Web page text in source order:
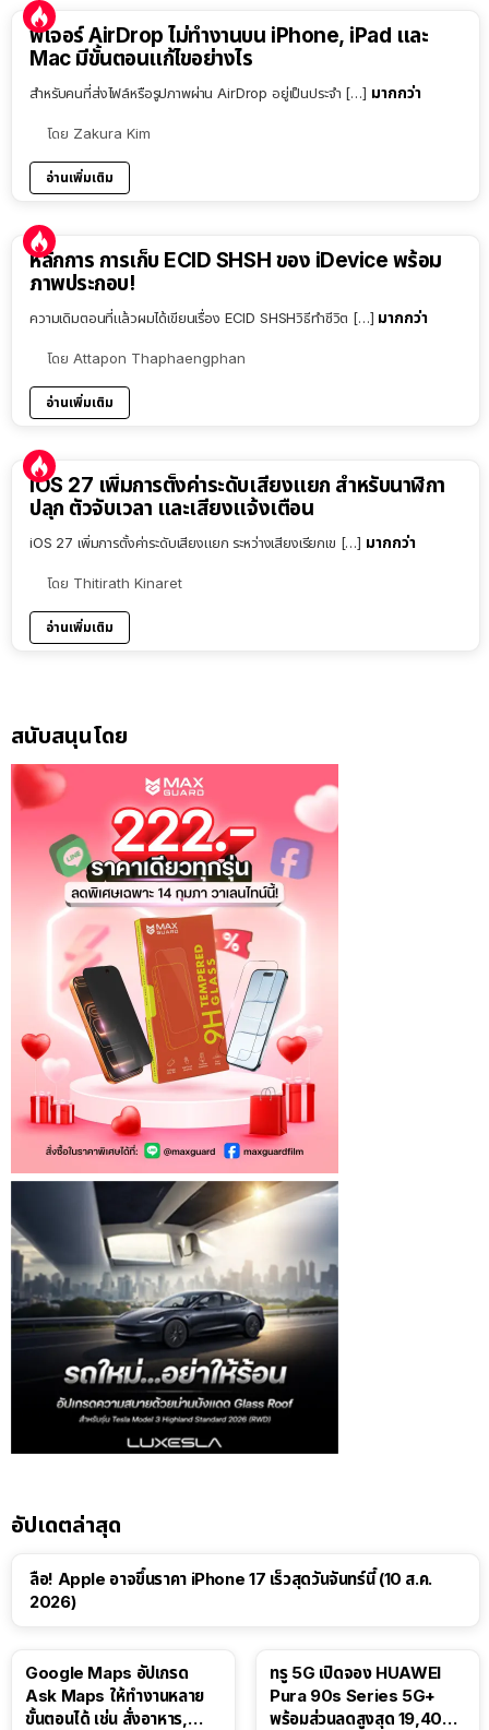
ฟีเจอร์ AirDrop ไม่ทำงานบน iPhone, iPad และ
Mac มีขั้นตอนแก้ไขอย่างไร
สำหรับคนที่ส่งไฟล์หรือรูปภาพผ่าน AirDrop อยู่เป็นประจำ […] มากกว่า
โดย Zakura Kim
อ่านเพิ่มเติม
หลักการ การเก็บ ECID SHSH ของ iDevice พร้อม
ภาพประกอบ!
ความเดิมตอนที่แล้วผมได้เขียนเรื่อง ECID SHSHวิธีทำชีวิต […] มากกว่า
โดย Attapon Thaphaengphan
อ่านเพิ่มเติม
iOS 27 เพิ่มการตั้งค่าระดับเสียงแยก สำหรับนาฬิกา
ปลุก ตัวจับเวลา และเสียงแจ้งเตือน
iOS 27 เพิ่มการตั้งค่าระดับเสียงแยก ระหว่างเสียงเรียกเข […] มากกว่า
โดย Thitirath Kinaret
อ่านเพิ่มเติม
สนับสนุนโดย
อัปเดตล่าสุด
ลือ! Apple อาจขึ้นราคา iPhone 17 เร็วสุดวันจันทร์นี้ (10 ส.ค.
2026)
Google Maps อัปเกรด
Ask Maps ให้ทำงานหลาย
ขั้นตอนได้ เช่น สั่งอาหาร,
ทรู 5G เปิดจอง HUAWEI
Pura 90s Series 5G+
พร้อมส่วนลดสูงสุด 19,400